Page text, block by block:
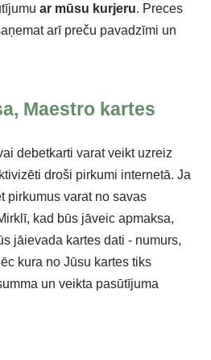
ar mūsu kurjeru. Preces
arī preču pavadzīmi un
Maestro kartes
debetkarti varat veikt uzreiz
droši pirkumi internetā. Ja
pirkumus varat no savas
kad būs jāveic apmaksa,
jāievada kartes dati - numurs,
kura no Jūsu kartes tiks
un veikta pasūtījuma